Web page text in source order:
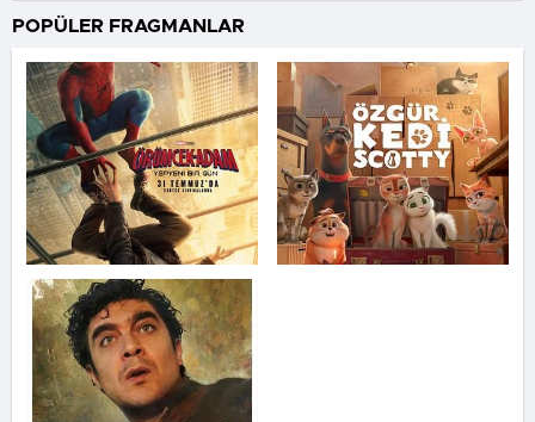
POPÜLER FRAGMANLAR